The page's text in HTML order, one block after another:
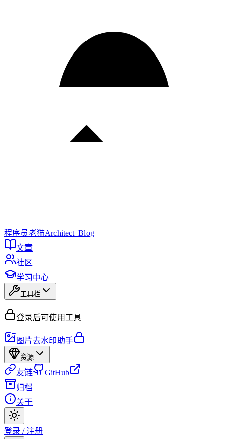
程序员老猫Architect_Blog
文章
社区
学习中心
工具栏
登录后可使用工具
图片去水印助手
资源
友链
GitHub
归档
关于
登录 / 注册